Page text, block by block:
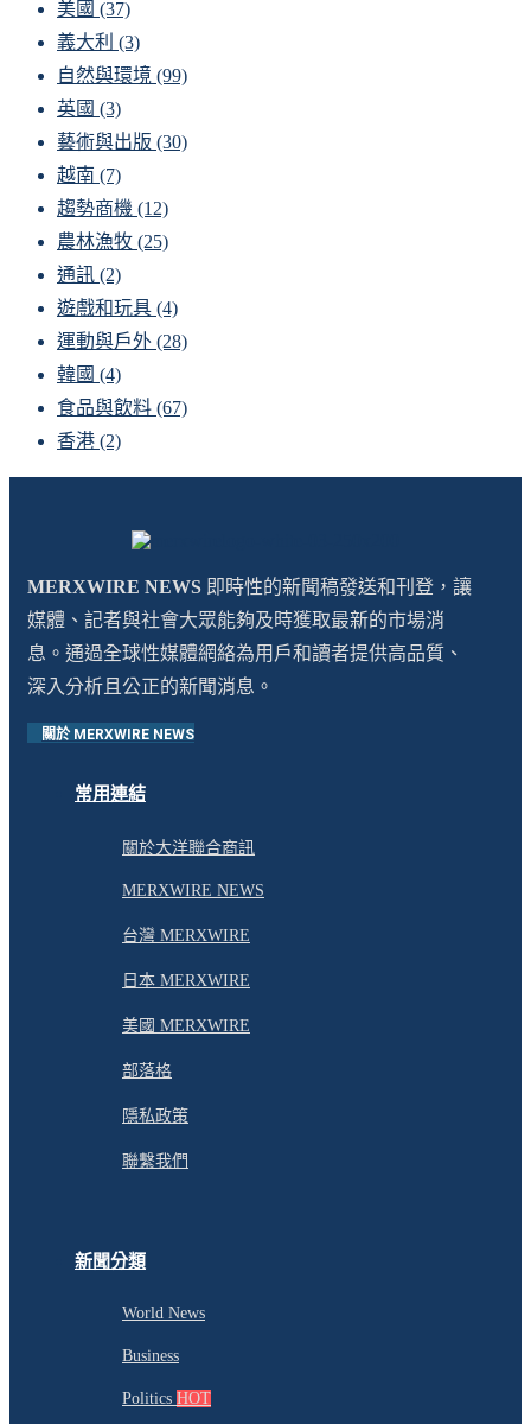
美國 (37)
義大利 (3)
自然與環境 (99)
英國 (3)
藝術與出版 (30)
越南 (7)
趨勢商機 (12)
農林漁牧 (25)
通訊 (2)
遊戲和玩具 (4)
運動與戶外 (28)
韓國 (4)
食品與飲料 (67)
香港 (2)
MERXWIRE NEWS 即時性的新聞稿發送和刊登，讓
媒體、記者與社會大眾能夠及時獲取最新的市場消
息。通過全球性媒體網絡為用戶和讀者提供高品質、
深入分析且公正的新聞消息。
關於 MERXWIRE NEWS
常用連結
關於大洋聯合商訊
MERXWIRE NEWS
台灣 MERXWIRE
日本 MERXWIRE
美國 MERXWIRE
部落格
隱私政策
聯繫我們
新聞分類
World News
Business
Politics HOT